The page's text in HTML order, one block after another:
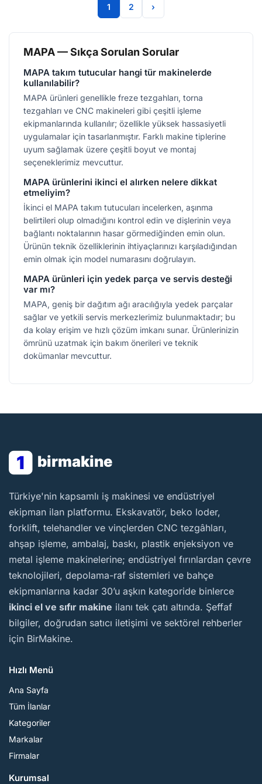
1 2 ›
MAPA — Sıkça Sorulan Sorular
MAPA takım tutucular hangi tür makinelerde
kullanılabilir?
MAPA ürünleri genellikle freze tezgahları, torna
tezgahları ve CNC makineleri gibi çeşitli işleme
ekipmanlarında kullanılır; özellikle yüksek hassasiyetli
uygulamalar için tasarlanmıştır. Farklı makine tiplerine
uyum sağlamak üzere çeşitli boyut ve montaj
seçeneklerimiz mevcuttur.
MAPA ürünlerini ikinci el alırken nelere dikkat
etmeliyim?
İkinci el MAPA takım tutucuları incelerken, aşınma
belirtileri olup olmadığını kontrol edin ve dişlerinin veya
bağlantı noktalarının hasar görmediğinden emin olun.
Ürünün teknik özelliklerinin ihtiyaçlarınızı karşıladığından
emin olmak için model numarasını doğrulayın.
MAPA ürünleri için yedek parça ve servis desteği
var mı?
MAPA, geniş bir dağıtım ağı aracılığıyla yedek parçalar
sağlar ve yetkili servis merkezlerimiz bulunmaktadır; bu
da kolay erişim ve hızlı çözüm imkanı sunar. Ürünlerinizin
ömrünü uzatmak için bakım önerileri ve teknik
dokümanlar mevcuttur.
1 birmakine
BirMakine
Türkiye'nin kapsamlı iş makinesi ve endüstriyel
ekipman ilan platformu. Ekskavatör, beko loder,
forklift, telehandler ve vinçlerden CNC tezgâhları,
ahşap işleme, ambalaj, baskı, plastik enjeksiyon ve
metal işleme makinelerine; endüstriyel fırınlardan çevre
teknolojileri, depolama-raf sistemleri ve bahçe
ekipmanlarına kadar 30’u aşkın kategoride binlerce
ikinci el ve sıfır makine ilanı tek çatı altında. Şeffaf
bilgiler, doğrudan satıcı iletişimi ve sektörel rehberler
için BirMakine.
Hızlı Menü
Ana Sayfa
Tüm İlanlar
Kategoriler
Markalar
Firmalar
Kurumsal